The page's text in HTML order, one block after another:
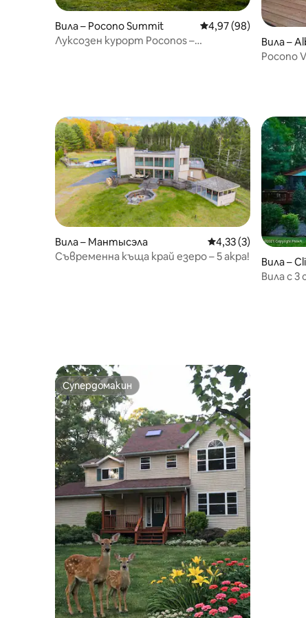
Вила – Pocono Summit Средна оценка:
4,97 (98)
Луксозен курорт Poconos –
Вила –
Pocono
Вила – Мантысэла Средна оценка:
4,33 (3)
Съвременна къща край езеро – 5 акра!
Вила –
Вила с 3
Супердомакин
Супердомакин